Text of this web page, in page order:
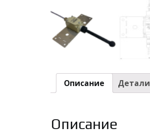
Описание Детали
Описание